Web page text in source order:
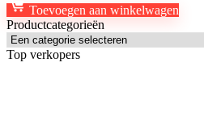
Toevoegen aan winkelwagen
Productcategorieën
Top verkopers